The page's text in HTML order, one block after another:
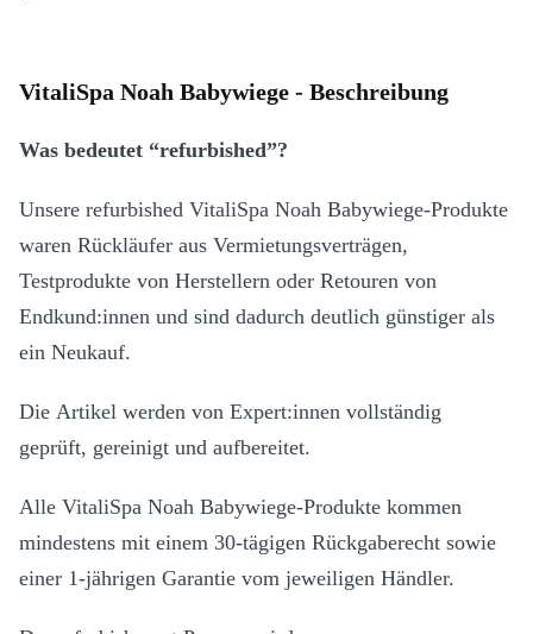
VitaliSpa Noah Babywiege - Beschreibung
Was bedeutet “refurbished”?
Unsere refurbished VitaliSpa Noah Babywiege-Produkte
waren Rückläufer aus Vermietungsverträgen,
Testprodukte von Herstellern oder Retouren von
Endkund:innen und sind dadurch deutlich günstiger als
ein Neukauf.
Die Artikel werden von Expert:innen vollständig
geprüft, gereinigt und aufbereitet.
Alle VitaliSpa Noah Babywiege-Produkte kommen
mindestens mit einem 30-tägigen Rückgaberecht sowie
einer 1-jährigen Garantie vom jeweiligen Händler.